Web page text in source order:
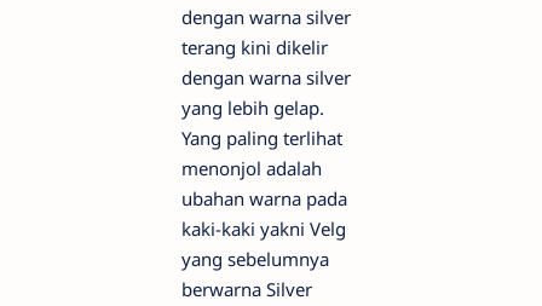
dengan warna silver
terang kini dikelir
dengan warna silver
yang lebih gelap.
Yang paling terlihat
menonjol adalah
ubahan warna pada
kaki-kaki yakni Velg
yang sebelumnya
berwarna Silver